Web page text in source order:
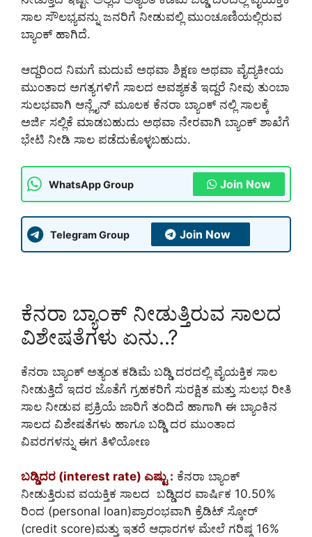
ಸಾಲ ಸೌಲಭ್ಯವನ್ನು ಜನರಿಗೆ ನೀಡುವಲ್ಲಿ ಮುಂಚೂಣಿಯಲ್ಲಿರುವ
ಬ್ಯಾಂಕ್ ಹಾಗಿದೆ.
ಆದ್ದರಿಂದ ನಿಮಗೆ ಮದುವೆ ಅಥವಾ ಶಿಕ್ಷಣ ಅಥವಾ ವೈದ್ಯಕೀಯ
ಮುಂತಾದ ಅಗತ್ಯಗಳಿಗೆ ಸಾಲದ ಅವಶ್ಯಕತೆ ಇದ್ದರೆ ನೀವು ತುಂಬಾ
ಸುಲಭವಾಗಿ ಆನ್ಲೈನ್ ಮೂಲಕ ಕೆನರಾ ಬ್ಯಾಂಕ್ ನಲ್ಲಿ ಸಾಲಕ್ಕೆ
ಅರ್ಜಿ ಸಲ್ಲಿಕೆ ಮಾಡಬಹುದು ಅಥವಾ ನೇರವಾಗಿ ಬ್ಯಾಂಕ್ ಶಾಖೆಗೆ
ಭೇಟಿ ನೀಡಿ ಸಾಲ ಪಡೆದುಕೊಳ್ಳಬಹುದು.
WhatsApp Group Join Now
Telegram Group Join Now
ಕೆನರಾ ಬ್ಯಾಂಕ್ ನೀಡುತ್ತಿರುವ ಸಾಲದ
ವಿಶೇಷತೆಗಳು ಏನು..?
ಕೆನರಾ ಬ್ಯಾಂಕ್ ಅತ್ಯಂತ ಕಡಿಮೆ ಬಡ್ಡಿ ದರದಲ್ಲಿ ವೈಯಕ್ತಿಕ ಸಾಲ
ನೀಡುತ್ತಿದೆ ಇದರ ಜೊತೆಗೆ ಗ್ರಹಕರಿಗೆ ಸುರಕ್ಷಿತ ಮತ್ತು ಸುಲಭ ರೀತಿ
ಸಾಲ ನೀಡುವ ಪ್ರಕ್ರಿಯೆ ಜಾರಿಗೆ ತಂದಿದೆ ಹಾಗಾಗಿ ಈ ಬ್ಯಾಂಕಿನ
ಸಾಲದ ವಿಶೇಷತೆಗಳು ಹಾಗೂ ಬಡ್ಡಿ ದರ ಮುಂತಾದ
ವಿವರಗಳನ್ನು ಈಗ ತಿಳಿಯೋಣ
ಬಡ್ಡಿದರ (interest rate) ಎಷ್ಟು : ಕೆನರಾ ಬ್ಯಾಂಕ್
ನೀಡುತ್ತಿರುವ ವಯಕ್ತಿಕ ಸಾಲದ ಬಡ್ಡಿದರ ವಾರ್ಷಿಕ 10.50%
ರಿಂದ (personal loan)ಪ್ರಾರಂಭವಾಗಿ ಕ್ರೆಡಿಟ್ ಸ್ಕೋರ್
(credit score)ಮತ್ತು ಇತರೆ ಆಧಾರಗಳ ಮೇಲೆ ಗರಿಷ್ಠ 16%